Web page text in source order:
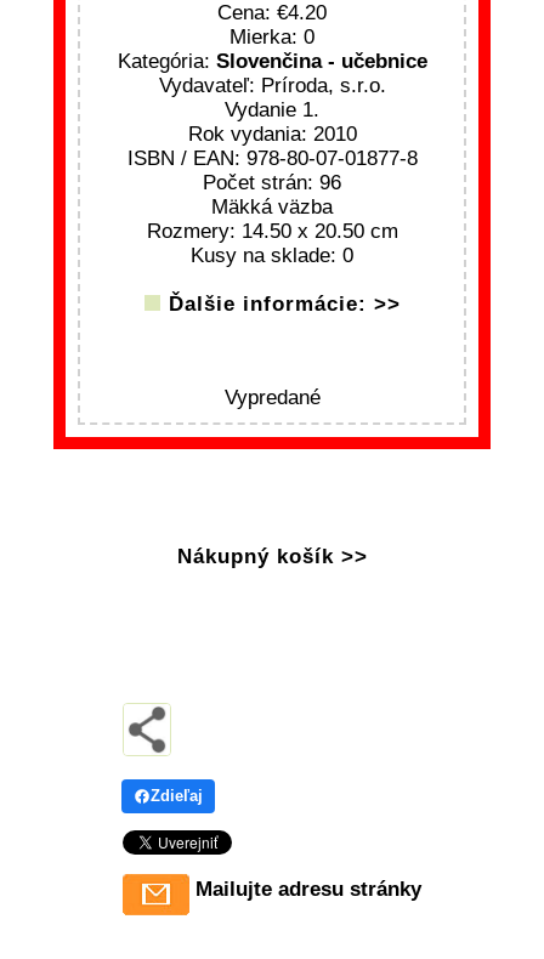
Cena:
4.20
Mierka: 0
Kategória: Slovenčina - učebnice
Vydavateľ: Príroda, s.r.o.
Vydanie 1.
Rok vydania: 2010
ISBN / EAN: 978-80-07-01877-8
Počet strán: 96
Mäkká väzba
Rozmery: 14.50 x 20.50 cm
Kusy na sklade: 0
Ďalšie informácie: >>
Vypredané
Nákupný košík >>
Zdieľaj
Mailujte adresu stránky